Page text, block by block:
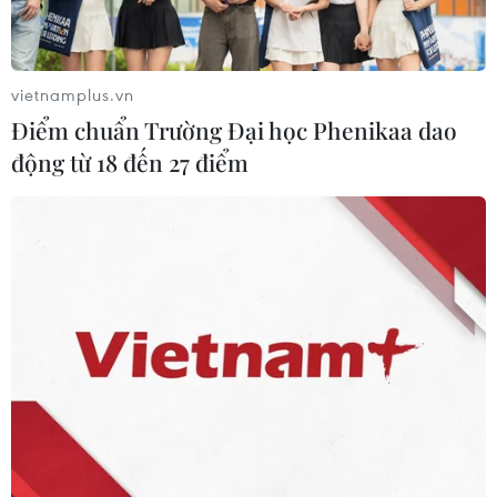
chiến lược, tin cậy của Đảng, Nhà
nước và Nhân dân
14/09/2025 14:30
Xem thêm
Tổng Biên tập: TRẦN TIẾN DUẨN
Phó Tổng Biên tập: NGUYỄN THỊ TÁM, KHÚC THANH
THỦY
Sở hữu trí tuệ
vietnamplus.vn
Điểm chuẩn Trường Đại học Phenikaa dao
động từ 18 đến 27 điểm